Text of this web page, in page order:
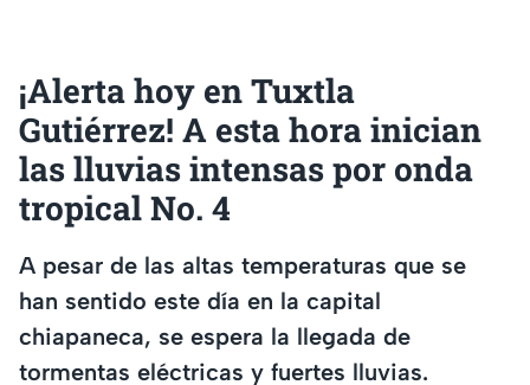
¡Alerta hoy en Tuxtla
Gutiérrez! A esta hora inician
las lluvias intensas por onda
tropical No. 4
A pesar de las altas temperaturas que se
han sentido este día en la capital
chiapaneca, se espera la llegada de
tormentas eléctricas y fuertes lluvias.